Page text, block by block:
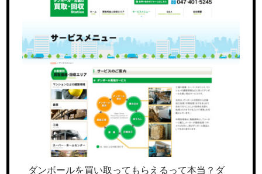
ダンボールを買い取ってもらえるって本当？ダ